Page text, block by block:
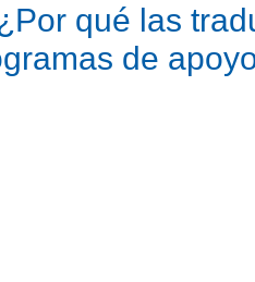
qué las
de